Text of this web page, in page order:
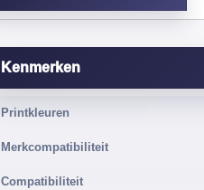
Kenmerken
Printkleuren
Merkcompatibiliteit
Compatibiliteit